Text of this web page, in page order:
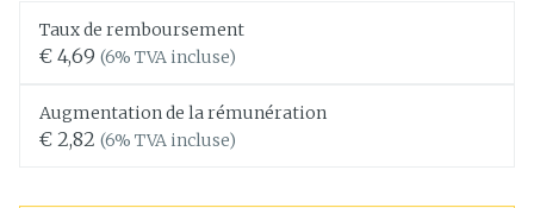
Taux de remboursement
€ 4,69 (6% TVA incluse)
Augmentation de la rémunération
€ 2,82 (6% TVA incluse)